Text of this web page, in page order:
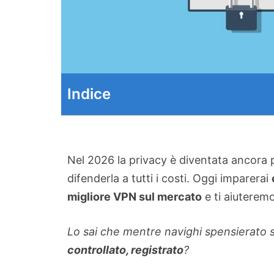
Indice
Nel 2026 la privacy è diventata
difenderla a tutti i costi. Oggi imparerai
migliore VPN sul mercato e ti
Lo sai che mentre navighi
controllato, registrato?